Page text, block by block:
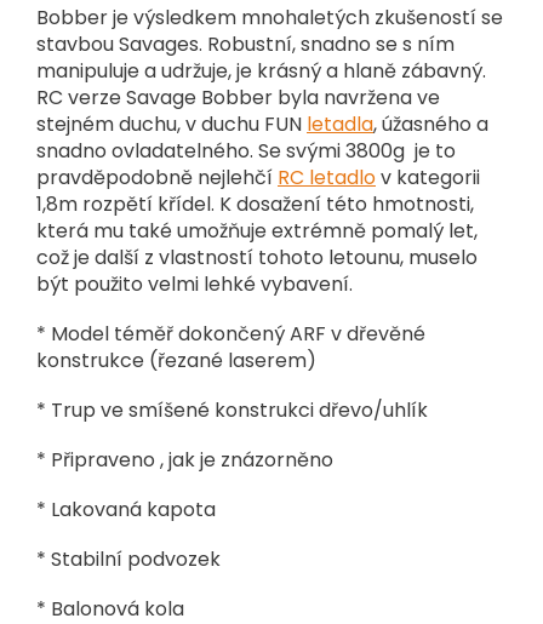
Bobber je výsledkem mnohaletých zkušeností se
stavbou Savages. Robustní, snadno se s ním
manipuluje a udržuje, je krásný a hlaně zábavný.
RC verze Savage Bobber byla navržena ve
stejném duchu, v duchu FUN letadla, úžasného a
snadno ovladatelného. Se svými 3800g je to
pravděpodobně nejlehčí RC letadlov kategorii
1,8m rozpětí křídel. K dosažení této hmotnosti,
která mu také umožňuje extrémně pomalý let,
což je další z vlastností tohoto letounu, muselo
být použito velmi lehké vybavení.
* Model téměř dokončený ARF v dřevěné
konstrukce (řezané laserem)
* Trup ve smíšené konstrukci dřevo/uhlík
* Připraveno , jak je znázorněno
* Lakovaná kapota
* Stabilní podvozek
* Balonová kola